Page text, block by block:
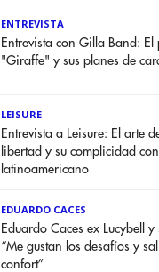
ENTREVISTA
Entrevista con Gilla Band: El
"Giraffe" y sus planes de
LEISURE
Entrevista a Leisure: El arte
libertad y su complicidad
latinoamericano
EDUARDO CACES
Eduardo Caces ex Lucybell
“Me gustan los desafíos y
confort”